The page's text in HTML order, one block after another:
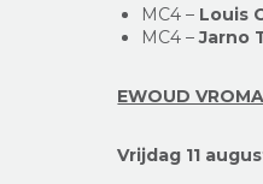
MC4 – Louis
MC4 –Jarno
EWOUD
Vrijdag 11